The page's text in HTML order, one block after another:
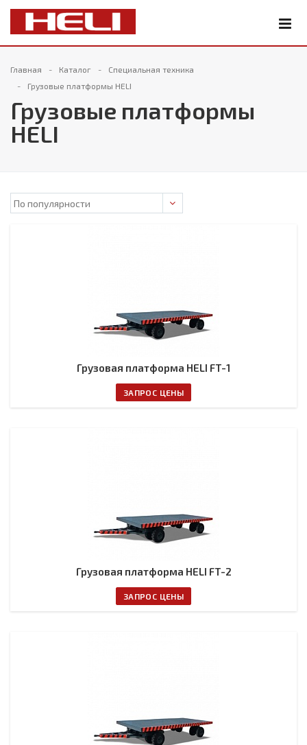
Главная Каталог
Специальная техника
Грузовые платформы HELI
Грузовые платформы
HELI
Грузовая платформа HELI FT-1
ЗАПРОС ЦЕНЫ
Грузовая платформа HELI FT-2
ЗАПРОС ЦЕНЫ